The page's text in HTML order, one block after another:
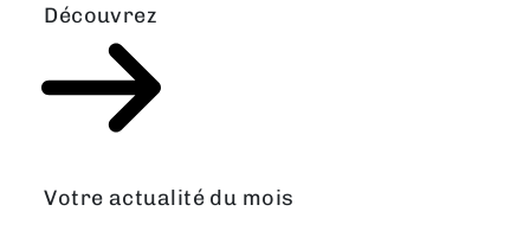
Découvrez
Votre actualité du mois